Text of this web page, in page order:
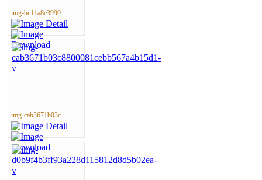
img-bc11a8e3990...
img-cab3671b03c...